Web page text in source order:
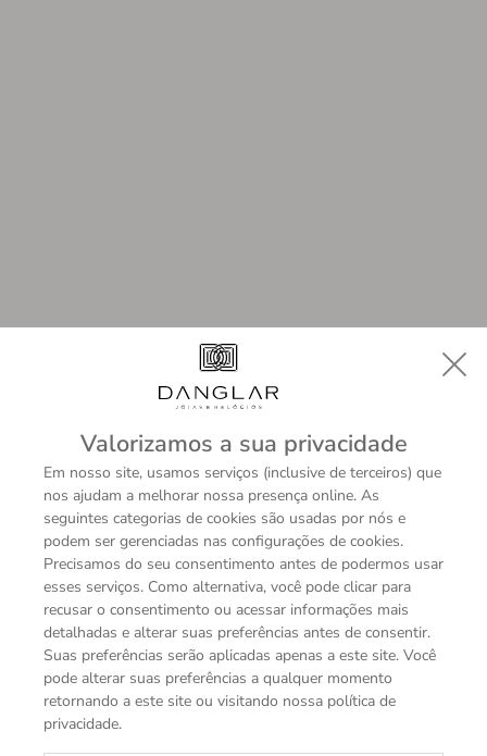
Valorizamos a sua privacidade
Em nosso site, usamos serviços (inclusive de terceiros) que
nos ajudam a melhorar nossa presença online. As
seguintes categorias de cookies são usadas por nós e
podem ser gerenciadas nas configurações de cookies.
Precisamos do seu consentimento antes de podermos usar
esses serviços. Como alternativa, você pode clicar para
recusar o consentimento ou acessar informações mais
detalhadas e alterar suas preferências antes de consentir.
Suas preferências serão aplicadas apenas a este site. Você
pode alterar suas preferências a qualquer momento
retornando a este site ou visitando nossa política de
privacidade.
A sua permissão é necessária para exibir
este vídeo do YouTube.